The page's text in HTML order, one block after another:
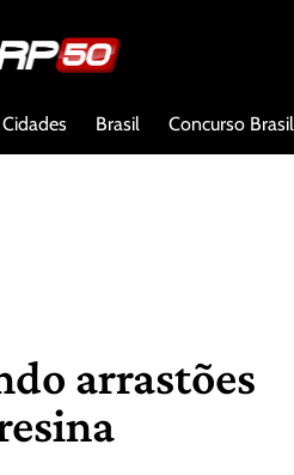
Cidades Brasil Concurso Brasil
arrastões